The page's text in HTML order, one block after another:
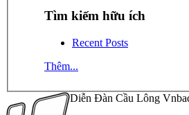
Tìm kiếm hữu ích
Recent Posts
Thêm...
Diễn Đàn Cầu Lông